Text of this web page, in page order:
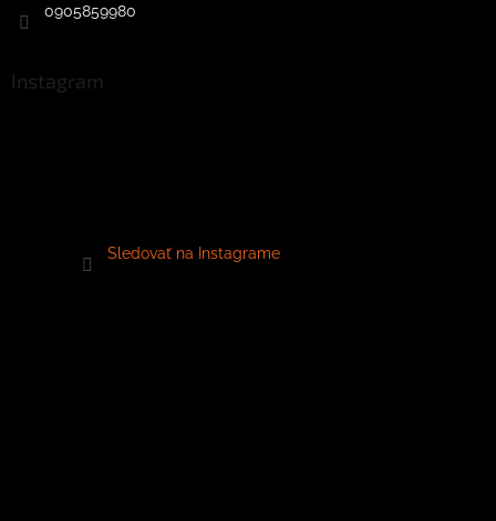
0905859980
Instagram
Sledovať na Instagrame